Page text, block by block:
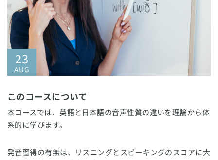
23
AUG
このコースについて
本コースでは、英語と日本語の音声性質の違いを理論から体
系的に学びます。
発音習得の有無は、リスニングとスピーキングのスコアに大